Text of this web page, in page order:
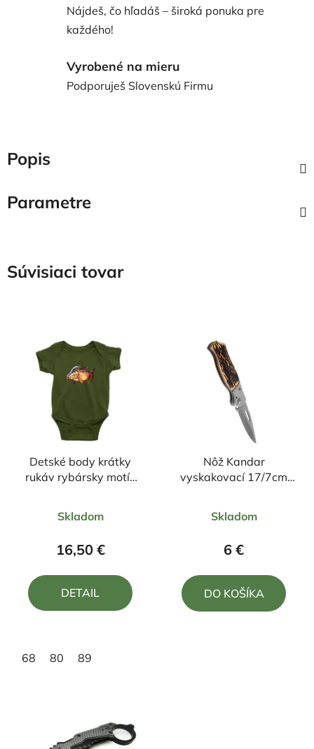
Nájdeš, čo hľadáš – široká ponuka pre
každého!
Vyrobené na mieru
Podporuješ Slovenskú Firmu
Popis
Parametre
Súvisiaci tovar
Detské body krátky
rukáv rybársky motív
hodnotenie
produktu
5,0
z
Skladom
16,50 €
DETAIL
68 80 89
Nôž Kandar
vyskakovací 17/7cm
hodnotenie
produktu
5,0
z
Skladom
6 €
DO KOŠÍKA